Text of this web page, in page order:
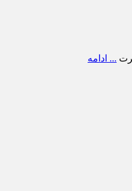
... ادامه